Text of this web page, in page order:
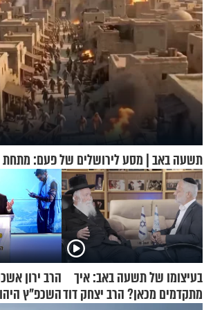
תשעה באב | מסע לירושלים של פעם: מתחת
בעיצומו של תשעה באב: איך
מתקדמים מכאן? הרב יצחק דוד
הרב ירון
השכפ"ץ